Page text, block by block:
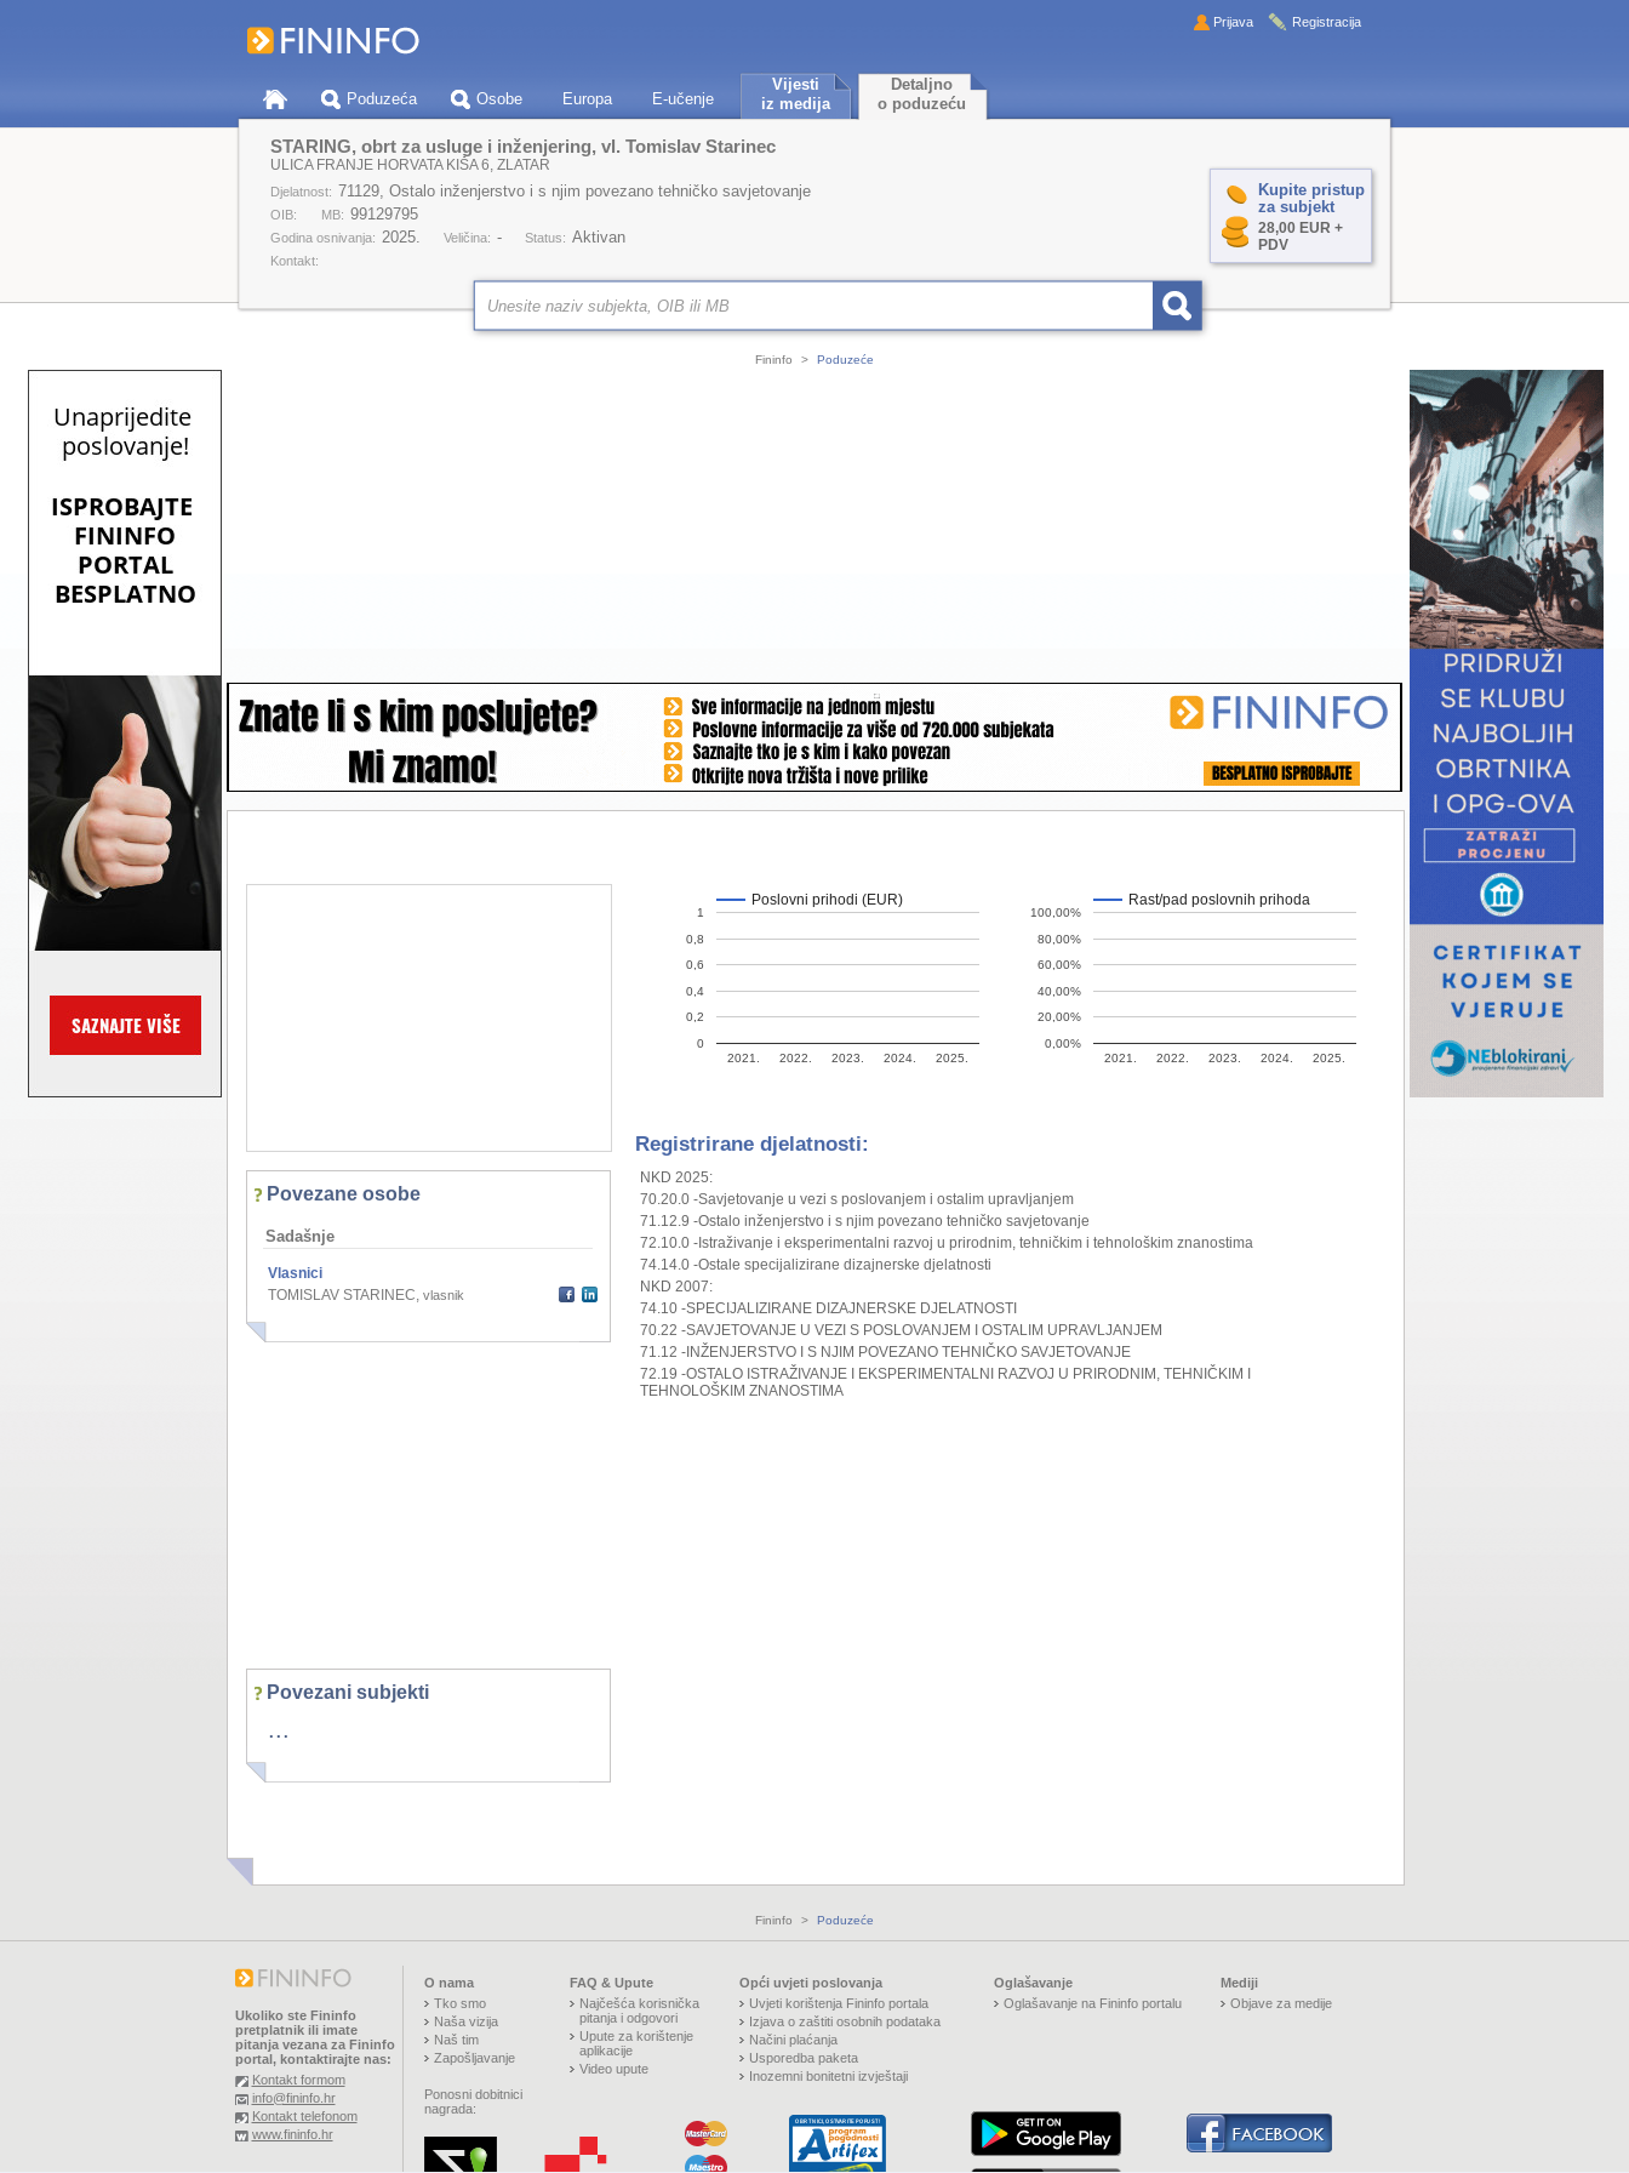
Poduzeća Osobe Europa E-učenje
Vijesti
iz medija
Detaljno
o poduzeću
Prijava Registracija
Kupite pristup
za subjekt
28,00 EUR +
PDV
STARING, obrt za usluge i inženjering, vl. Tomislav Starinec
ULICA FRANJE HORVATA KIŠA 6, ZLATAR
Djelatnost: 71129, Ostalo inženjerstvo i s njim povezano tehničko savjetovanje
OIB: MB: 99129795
Godina osnivanja: 2025. Veličina: - Status: Aktivan
Kontakt:
Fininfo > Poduzeće
Povezane osobe
Sadašnje
Vlasnici
TOMISLAV STARINEC, vlasnik
Povezani subjekti
...
Poslovni prihodi (EUR)
2021. 2022. 2023. 2024. 2025.
0
0,2
0,4
0,6
0,8
1
Rast/pad poslovnih prihoda
2021. 2022. 2023. 2024. 2025.
0,00%
20,00%
40,00%
60,00%
80,00%
100,00%
Registrirane djelatnosti:
NKD 2025:
70.20.0 -Savjetovanje u vezi s poslovanjem i ostalim upravljanjem
71.12.9 -Ostalo inženjerstvo i s njim povezano tehničko savjetovanje
72.10.0 -Istraživanje i eksperimentalni razvoj u prirodnim, tehničkim i tehnološkim znanostima
74.14.0 -Ostale specijalizirane dizajnerske djelatnosti
NKD 2007:
74.10 -SPECIJALIZIRANE DIZAJNERSKE DJELATNOSTI
70.22 -SAVJETOVANJE U VEZI S POSLOVANJEM I OSTALIM UPRAVLJANJEM
71.12 -INŽENJERSTVO I S NJIM POVEZANO TEHNIČKO SAVJETOVANJE
72.19 -OSTALO ISTRAŽIVANJE I EKSPERIMENTALNI RAZVOJ U PRIRODNIM, TEHNIČKIM I
TEHNOLOŠKIM ZNANOSTIMA
Fininfo > Poduzeće
Ukoliko ste Fininfo
pretplatnik ili imate
pitanja vezana za Fininfo
portal, kontaktirajte nas:
Kontakt formom
info@fininfo.hr
Kontakt telefonom
www.fininfo.hr
O nama
Tko smo
Naša vizija
Naš tim
Zapošljavanje
Ponosni dobitnici
nagrada:
FAQ & Upute
Najčešća korisnička
pitanja i odgovori
Upute za korištenje
aplikacije
Video upute
Opći uvjeti poslovanja
Uvjeti korištenja Fininfo portala
Izjava o zaštiti osobnih podataka
Načini plaćanja
Usporedba paketa
Inozemni bonitetni izvještaji
Oglašavanje
Oglašavanje na Fininfo portalu
Mediji
Objave za medije